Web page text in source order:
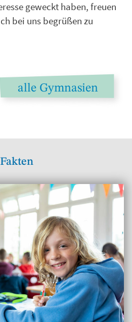
geweckt haben, freuen
bei uns begrüßen zu
alle Gymnasien